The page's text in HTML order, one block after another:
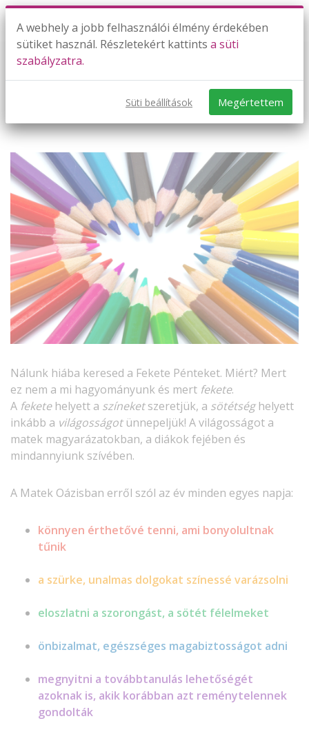
Fekete Péntek helyett...
B.B.Bea
Nálunk hiába keresed a Fekete Pénteket. Miért? Mert
ez nem a mi hagyományunk és mert fekete.
A fekete helyett a színeketszeretjük, a sötétség helyett
inkább a világosságotünnepeljük! A világosságot a
matek magyarázatokban, a diákok fejében és
mindannyiunk szívében.
A Matek Oázisban erről szól az év minden egyes napja:
könnyen érthetővé tenni, ami bonyolultnak
tűnik
a szürke, unalmas dolgokat színessé varázsolni
eloszlatni a szorongást, a sötét félelmeket
önbizalmat, egészséges magabiztosságot adni
megnyitni a továbbtanulás lehetőségét
azoknak is, akik korábban azt reménytelennek
gondolták
A webhely a jobb felhasználói élmény érdekében
sütiket használ. Részletekért kattints a süti
szabályzatra.
Süti beállítások Megértettem